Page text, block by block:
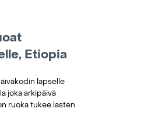
Etiopia
lapselle
joka arkipäivä
ruoka tukee lasten